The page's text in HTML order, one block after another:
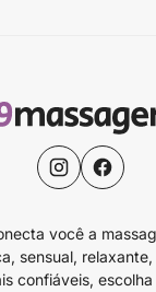
você a
sensual,
confiáveis,